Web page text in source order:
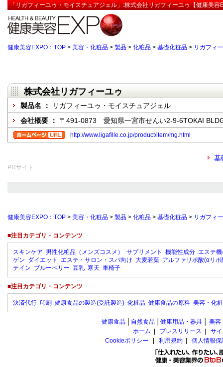
「リガフィーユゥ・モイスチュアジェル」:株式会社リガフィーユゥ【健康美容
健康美容EXPO：TOP > 美容・化粧品 > 製品 > 化粧品 > 基礎化粧品 > リガフィ
株式会社リガフィーユゥ
製品名 ：
リガフィーユゥ・モイスチュアジェル
会社概要 ： 〒491-0873 愛知県一宮市せんい2-9-6TOKAI
http://www.ligafille.co.jp/product/item/mg.html
基
PRサイト
健康美容EXPO：TOP > 美容・化粧品 > 製品 > 化粧品 > 基礎化粧品 > リガフィ
■注目カテゴリ・コンテンツ
スキンケア 男性化粧品（メンズコスメ） サプリメント 機能性成分 エステ
ゲン ダイエット エステ・サロン・スパ向け 大麦若葉 アルファリポ酸(αリポ
テイン ブルーベリー 豆乳 寒天 車椅子
■注目カテゴリ・コンテンツ
決済代行 印刷 健康食品の製造(受託製造) 化粧品 健康食品の原料 美容・化
健康食品 自然食品 健康用品・器具 美容
ホーム
プレスリリース
サ
Cookieポリシー
利用規約 個人情報